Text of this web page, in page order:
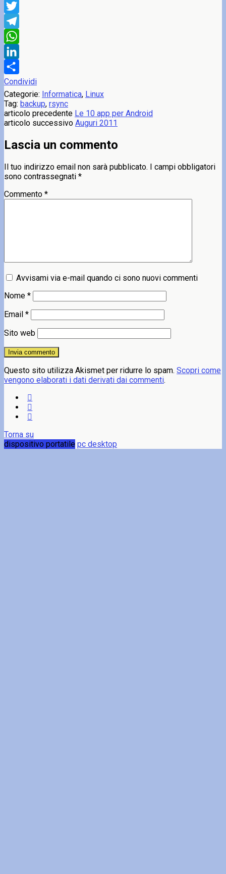
Facebook
Twitter
Telegram
WhatsApp
LinkedIn
Condividi
Categorie: Informatica, Linux
Tag: backup, rsync
articolo precedente Le 10 app per Android
articolo successivo Auguri 2011
Lascia un commento
Il tuo indirizzo email non sarà pubblicato. I campi obbligatori
sono contrassegnati *
Commento *
Avvisami via e-mail quando ci sono nuovi commenti
Nome *
Email *
Sito web
Questo sito utilizza Akismet per ridurre lo spam. Scopri come
vengono elaborati i dati derivati dai commenti.
Torna su
dispositivo portatile pc desktop